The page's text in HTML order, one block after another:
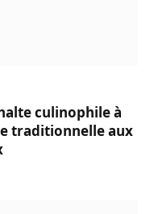
culinophile à
traditionnelle aux